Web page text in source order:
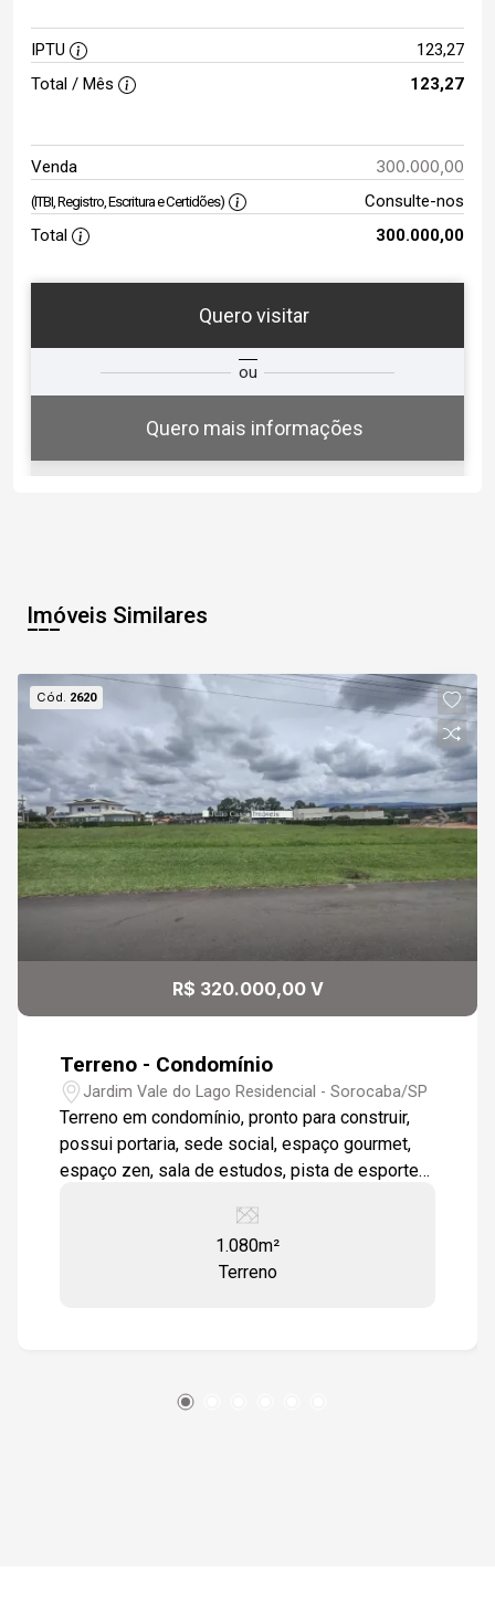
IPTU
123,27
Total / Mês
123,27
Venda 300.000,00
(ITBI, Registro, Escritura e Certidões)
Consulte-nos
Total
300.000,00
Quero visitar
ou
Quero mais informações
Qual o melhor dia e horário para
você?
11
Aug/Tue
12
Aug/Wed
13
14
12:30
13:00
13:30
14:00
14:30
16:00
Continuar
Imóveis Similares
Cód. 2620
R$ 320.000,00 V
Terreno - Condomínio
Jardim Vale do Lago Residencial - Sorocaba/SP
Terreno em condomínio, pronto para construir,
possui portaria, sede social, espaço gourmet,
espaço zen, sala de estudos, pista de esportes,
1.080m²
Terreno